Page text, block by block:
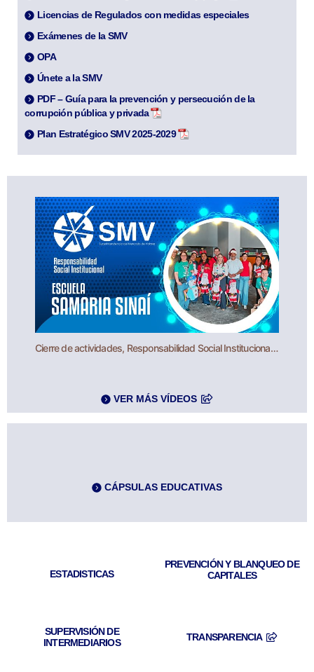
Licencias de Regulados con medidas especiales
Exámenes de la SMV
OPA
Únete a la SMV
PDF – Guía para la prevención y persecución de la
corrupción pública y privada
Plan Estratégico SMV 2025-2029
Cierre de actividades, Responsabilidad Social Institucional - SMV en la Escuela Samaria Sinaí - 2025
VER MÁS VÍDEOS
CÁPSULAS EDUCATIVAS
ESTADISTICAS
PREVENCIÓN Y BLANQUEO DE
CAPITALES
SUPERVISIÓN DE
INTERMEDIARIOS
TRANSPARENCIA